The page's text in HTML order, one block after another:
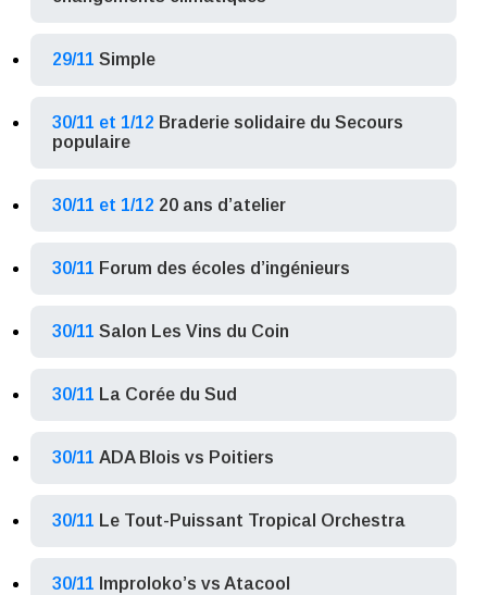
29/11 Simple
30/11 et 1/12 Braderie solidaire du Secours
populaire
30/11 et 1/12 20 ans d’atelier
30/11 Forum des écoles d’ingénieurs
30/11 Salon Les Vins du Coin
30/11 La Corée du Sud
30/11 ADA Blois vs Poitiers
30/11 Le Tout-Puissant Tropical Orchestra
30/11 Improloko’s vs Atacool